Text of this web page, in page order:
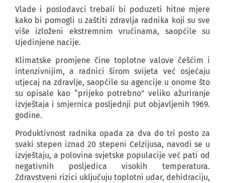
Vlade i poslodavci trebali bi poduzeti hitne mjere
kako bi pomogli u zaštiti zdravlja radnika koji su sve
više izloženi ekstremnim vrućinama, saopćile su
Ujedinjene nacije.
Klimatske promjene čine toplotne valove češćim i
intenzivnijim, a radnici širom svijeta već osjećaju
utjecaj na zdravlje, saopćile su agencije u onome što
su opisale kao “prijeko potrebno” veliko ažuriranje
izvještaja i smjernica posljednji put objavljenih 1969.
godine.
Produktivnost radnika opada za dva do tri posto za
svaki stepen iznad 20 stepeni Celzijusa, navodi se u
izvještaju, a polovina svjetske populacije već pati od
negativnih posljedica visokih temperatura.
Zdravstveni rizici uključuju toplotni udar, dehidraciju,